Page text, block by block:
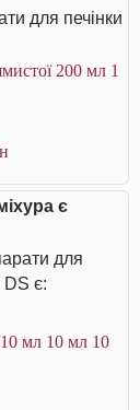
для печінки
200 мл 1
є
для
DS є:
мл 10 мл 10